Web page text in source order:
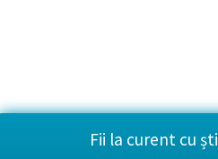
Fii la curent cu